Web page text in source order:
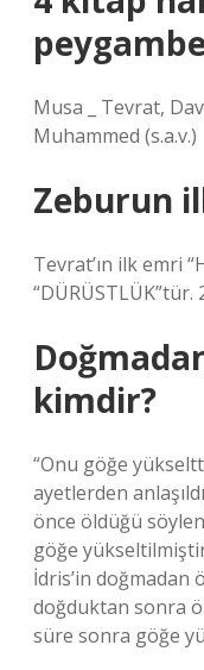
Musa _ Tevrat,
Muhammed (s.a.v.)
Zeburun
Tevrat’ın ilk emri
“DÜRÜSTLÜK”tür.
kimdir?
“Onu göğe
ayetlerden
önce öldüğü
göğe
İdris’in doğmadan
doğduktan sonra
süre sonra göğe